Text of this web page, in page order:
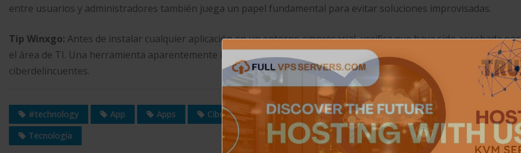
entre usuarios y administradores también juega un papel fundamental para evitar soluciones improvisadas.
Tip Winxgo: Antes de instalar cualquier aplicación en un entorno empresarial, verifica que haya sido aprobada por
el área de TI. Una herramienta aparentemente inofensiva puede convertirse en una puerta de entrada para
ciberdelincuentes.
#technology App Apps Ciberseguridad Digital Malware
Tech
Tecnología